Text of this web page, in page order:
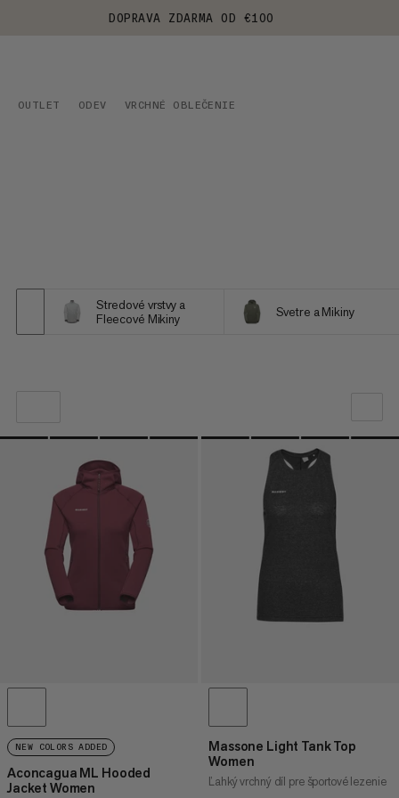
DOPRAVA ZDARMA OD €100
OUTLET ODEV VRCHNÉ OBLEČENIE
Stredové vrstvy a
Fleecové Mikiny
Svetre a Mikiny
NAŠE ODPORÚČANIE
CENA OD NAJNIŽŠEJ PO NAJVYŠŠIU
CENA VYSOKÁ AŽ NÍZKA
NEW COLORS ADDED
Aconcagua ML Hooded
Jacket Women
Massone Light Tank Top
Women
Ľahký vrchný díl pre športové lezenie